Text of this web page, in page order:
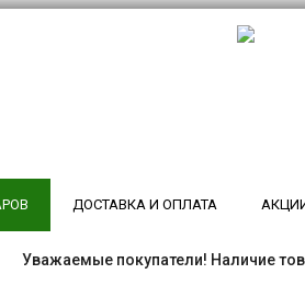
ДОСТАВКА И ОПЛАТА
Уважаемые покупатели! Наличие